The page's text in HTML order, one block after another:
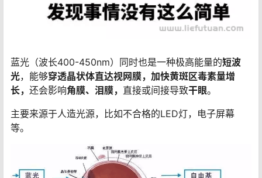
蓝光（波长400-450nm）同时也是一种极高能量的短波
光，能够穿透晶状体直达视网膜，加快黄斑区毒素量增
长， 还会影响角膜、泪膜， 直接或间接导致干眼。
主要来源于人造光源，比如不合格的LED灯，电子屏幕
等。